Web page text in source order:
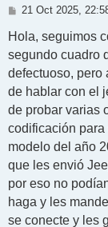
M
n
a
j
e
21 Oct 2025,
Hola, seguimos
segundo cuadro
defectuoso, pero
de hablar con el
de probar varias
codificación
modelo del año
que les envió
por eso no
haga y les
se conecte y les